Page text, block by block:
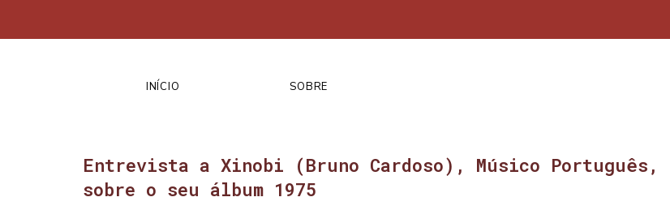
INÍCIO SOBRE
Entrevista a Xinobi (Bruno Cardoso), Músico Português,
sobre o seu álbum 1975